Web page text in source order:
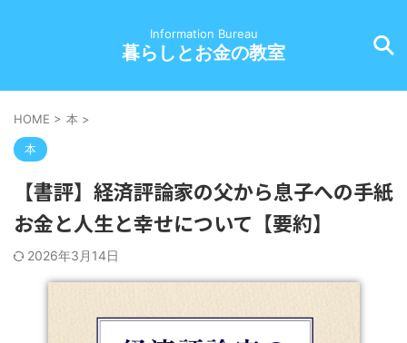
Information Bureau
暮らしとお金の教室
HOME > 本 >
本
【書評】経済評論家の父から息子への手紙
お金と人生と幸せについて【要約】
2026年3月14日